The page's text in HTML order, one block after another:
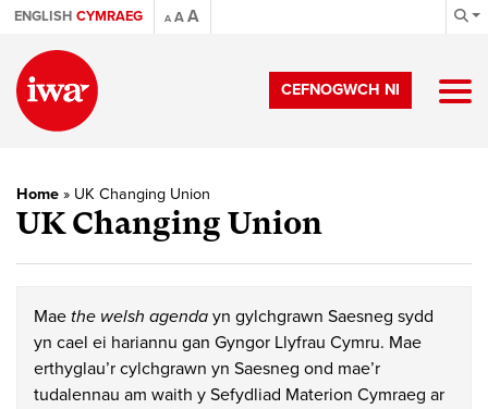
ENGLISH CYMRAEG A AA
CEFNOGWCH NI
Home » UK Changing Union
UK Changing Union
Mae the welsh agenda yn gylchgrawn Saesneg sydd
yn cael ei hariannu gan Gyngor Llyfrau Cymru. Mae
erthyglau’r cylchgrawn yn Saesneg ond mae’r
tudalennau am waith y Sefydliad Materion Cymraeg ar